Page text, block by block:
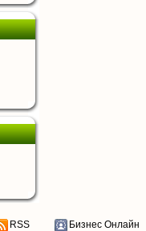
RSS Бизнес Онлайн